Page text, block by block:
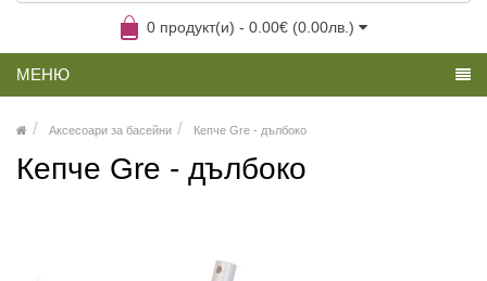
0 продукт(и) - 0.00€ (0.00лв.)
МЕНЮ
Аксесоари за басейни Кепче Gre - дълбоко
Кепче Gre - дълбоко